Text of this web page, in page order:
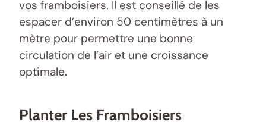
vos framboisiers. Il est conseillé de les
espacer d’environ 50 centimètres à un
mètre pour permettre une bonne
circulation de l’air et une croissance
optimale.
Planter Les Framboisiers